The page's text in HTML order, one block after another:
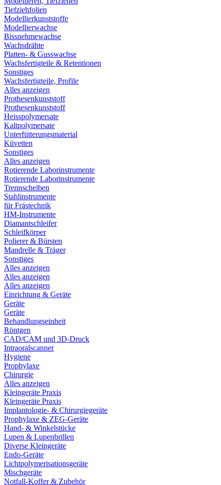
Tiefziehfolien
Modellierkunststoffe
Modellierwachse
Bissnehmewachse
Wachsdrähte
Platten- & Gusswachse
Wachsfertigteile & Retentionen
Sonstiges
Wachsfertigteile, Profile
Alles anzeigen
Prothesenkunststoff
Prothesenkunststoff
Heisspolymersate
Kaltpolymersate
Unterfütterungsmaterial
Küvetten
Sonstiges
Alles anzeigen
Rotierende Laborinstrumente
Rotierende Laborinstrumente
Trennscheiben
Stahlinstrumente
für Frästechnik
HM-Instrumente
Diamantschleifer
Schleifkörper
Polierer & Bürsten
Mandrelle & Träger
Sonstiges
Alles anzeigen
Alles anzeigen
Alles anzeigen
Einrichtung & Geräte
Geräte
Geräte
Behandlungseinheit
Röntgen
CAD/CAM und 3D-Druck
Intraoralscanner
Hygiene
Prophylaxe
Chirurgie
Alles anzeigen
Kleingeräte Praxis
Kleingeräte Praxis
Implantologie- & Chirurgiegeräte
Prophylaxe & ZEG-Geräte
Hand- & Winkelstücke
Lupen & Lupenbrillen
Diverse Kleingeräte
Endo-Geräte
Lichtpolymerisationsgeräte
Mischgeräte
Notfall-Koffer & Zubehör